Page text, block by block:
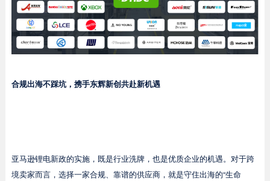
合规出海不踩坑，携手东辉新创共赴新机遇
亚马逊锂电新政的实施，既是行业洗牌，也是优质企业的机遇。对于跨
境卖家而言，选择一家合规、靠谱的供应商，就是守住出海的“生命